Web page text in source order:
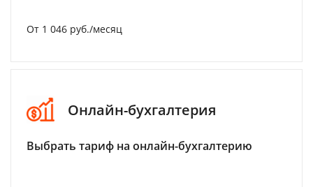
От 1 046 руб./месяц
Онлайн-бухгалтерия
Выбрать тариф на онлайн-бухгалтерию